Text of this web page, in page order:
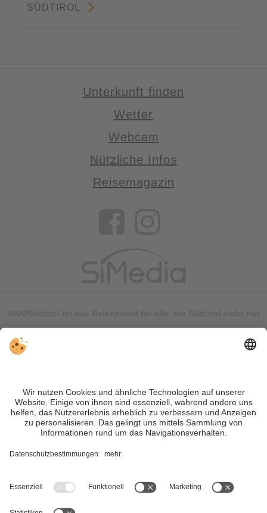
SÜDTIROL
Unterkunft finden
Wetter
Webcam
Nützliche Infos
Reisemagazin
können Fehler auftreten. Wir übernehmen keine Gewähr für
die Richtigkeit und Vollständigkeit aller Informationen.
Informieren Sie sich sicherheitshalber nochmals beim
Veranstalter vor Ort über die aktuellen Bedingungen.
Sitemap| Impressum&Datenschutz
Individuelle Cookie-